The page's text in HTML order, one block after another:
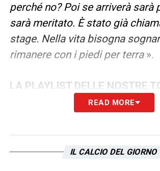
perché no? Poi se arriverà sarà
sarà meritato. È stato già
stage. Nella vita bisogna
rimanere con i piedi per terra».
LA PLAYLIST DELLE NOSTRE
READ MORE
IL CALCIO DEL GIORNO